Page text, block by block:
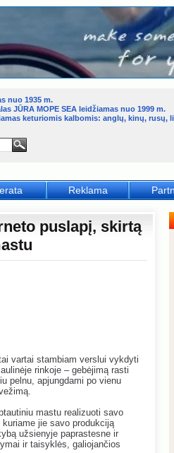
puslapį, skirtą
vartai stambiam verslui vykdyti
rinkoje – gebėjimą rasti
pelnu, apjungdami po vienu
mastu realizuoti savo
jie savo produkciją
užsienyje paprastesne ir
ir taisyklės, galiojančios
Reklama
nuo 1935 m.
JŪRA MOPE SEA leidžiamas nuo 1999 m.
keturiomis kalbomis: anglų, kinų, rusų,